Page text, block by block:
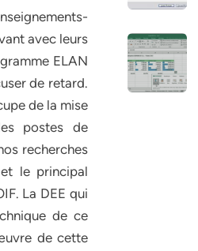
avec leurs
ELAN
de retard.
de la mise
postes de
recherches
le principal
La DEE qui
de ce
de cette